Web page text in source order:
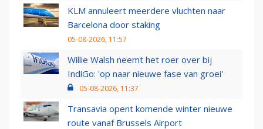
KLM annuleert meerdere vluchten naar
Barcelona door staking
05-08-2026, 11:57
Willie Walsh neemt het roer over bij
IndiGo: 'op naar nieuwe fase van groei'
05-08-2026, 11:37
Transavia opent komende winter nieuwe
route vanaf Brussels Airport